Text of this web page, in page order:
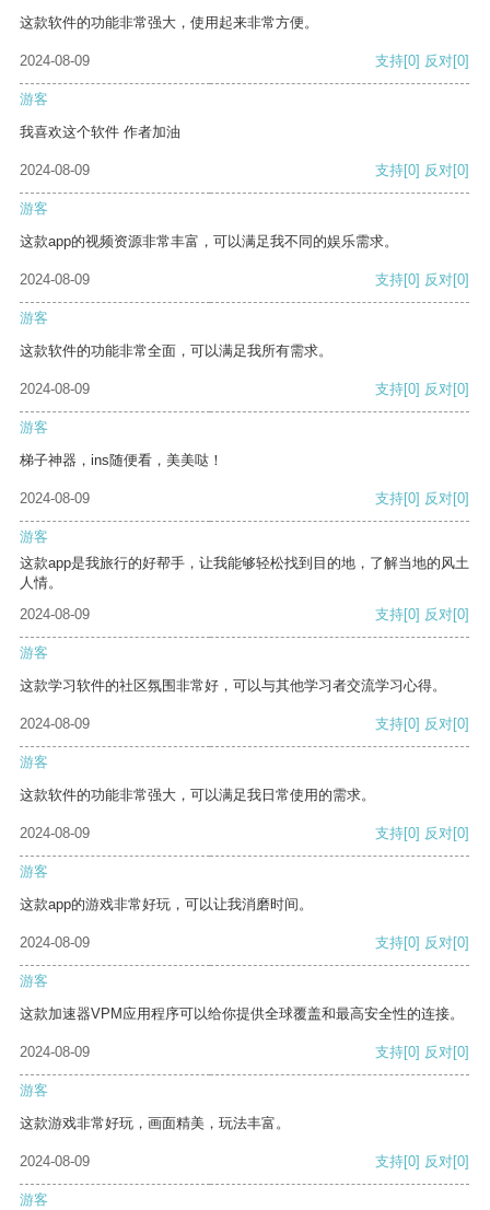
这款软件的功能非常强大，使用起来非常方便。
2024-08-09 支持[0] 反对[0]
游客
我喜欢这个软件 作者加油
2024-08-09 支持[0] 反对[0]
游客
这款app的视频资源非常丰富，可以满足我不同的娱乐需求。
2024-08-09 支持[0] 反对[0]
游客
这款软件的功能非常全面，可以满足我所有需求。
2024-08-09 支持[0] 反对[0]
游客
梯子神器，ins随便看，美美哒！
2024-08-09 支持[0] 反对[0]
游客
这款app是我旅行的好帮手，让我能够轻松找到目的地，了解当地的风土
人情。
2024-08-09
支持[0] 反对[0]
游客
这款学习软件的社区氛围非常好，可以与其他学习者交流学习心得。
2024-08-09 支持[0] 反对[0]
游客
这款软件的功能非常强大，可以满足我日常使用的需求。
2024-08-09 支持[0] 反对[0]
游客
这款app的游戏非常好玩，可以让我消磨时间。
2024-08-09 支持[0] 反对[0]
游客
这款加速器VPM应用程序可以给你提供全球覆盖和最高安全性的连接。
2024-08-09 支持[0] 反对[0]
游客
这款游戏非常好玩，画面精美，玩法丰富。
2024-08-09 支持[0] 反对[0]
游客